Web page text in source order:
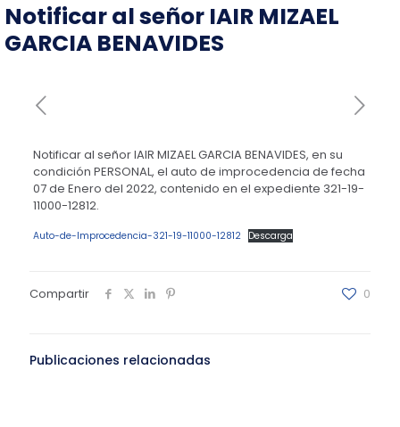
Notificar al señor IAIR MIZAEL
GARCIA BENAVIDES
Notificar al señor IAIR MIZAEL GARCIA BENAVIDES, en su
condición PERSONAL, el auto de improcedencia de fecha
07 de Enero del 2022, contenido en el expediente 321-19-
11000-12812.
Auto-de-Improcedencia-321-19-11000-12812 Descarga
Compartir 0
Publicaciones relacionadas